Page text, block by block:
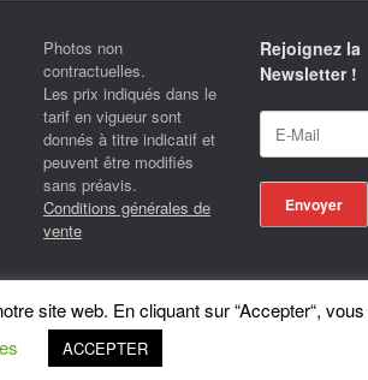
Photos non
contractuelles.
Les prix indiqués dans le
tarif en vigueur sont
donnés à titre indicatif et
peuvent être modifiés
sans préavis.
Conditions générales de
vente
Rejoignez la
Newsletter !
Theme
site web. En cliquant sur “Accepter“,
ACCEPTER